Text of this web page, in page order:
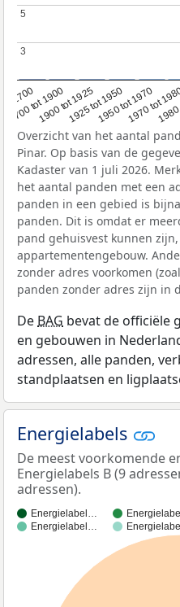
1700
1700 tot 1900
1900 tot 19251925 tot 19501950 tot 1970
1970 tot
3
3
5
5
Overzicht van het aantal
Pinar. Op basis van de
Kadaster van 1 juli 2026.
het aantal panden met een
panden in een gebied is
panden. Dit is omdat er
pand gehuisvest kunnen
appartementengebouw.
zonder adres voorkomen
panden zonder adres zijn in
De BAG bevat de officiële
en gebouwen in
adressen, alle panden,
standplaatsen en
Energielabels
De meest voorkomende
Energielabels B (9
adressen).
Energielabel…
Energielabel…